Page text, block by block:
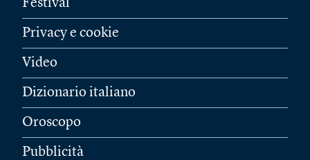
Festival
Privacy e cookie
Video
Dizionario italiano
Oroscopo
Pubblicità